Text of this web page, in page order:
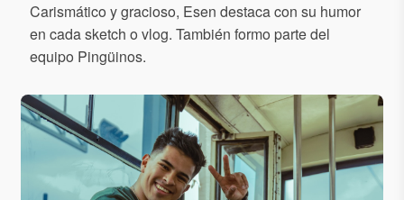
Carismático y gracioso, Esen destaca con su humor
en cada sketch o vlog. También formo parte del
equipo Pingüinos.